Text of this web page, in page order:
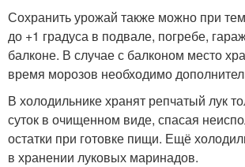
Сохранить урожай также можно при
до +1 градуса в подвале, погребе,
балконе. В случае с балконом место
время морозов необходимо
В холодильнике хранят репчатый лук
суток в очищенном виде, спасая
остатки при готовке пищи. Ещё
в хранении луковых маринадов.